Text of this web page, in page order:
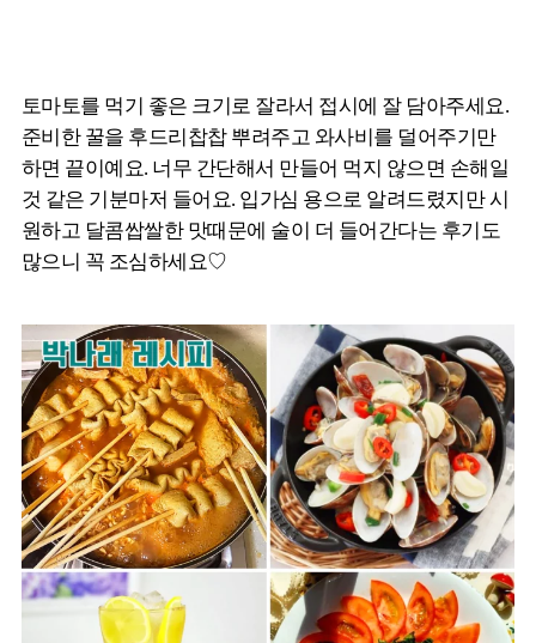
토마토를 먹기 좋은 크기로 잘라서 접시에 잘 담아주세요.
준비한 꿀을 후드리찹찹 뿌려주고 와사비를 덜어주기만
하면 끝이예요. 너무 간단해서 만들어 먹지 않으면 손해일
것 같은 기분마저 들어요. 입가심 용으로 알려드렸지만 시
원하고 달콤쌉쌀한 맛때문에 술이 더 들어간다는 후기도
많으니 꼭 조심하세요♡